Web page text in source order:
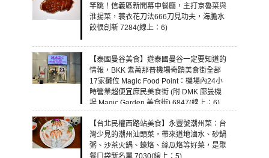
竿跳！信義區新開幕中餐廳，主打京魯菜與
淮揚菜，蓑衣花刀法666刀見功夫，海膽水
餃很創新 7284(線上：6)
【泰國曼谷美食】遊泰國曼谷一定要知道的
情報，BKK 素萬那普機場奇蹟美食街全部
17家攤位 Magic Food Point：機場內24小
時營業超便宜庶民美食街 (附 DMK 廊曼機
場 Magic Garden 美食街) 6847(線上：6)
【台北民權西路站美食】永豐號潮州菜：台
灣少見的潮州汕頭菜，帶來道地滷水、砂鍋
粥、沙茶火鍋、蠔烙、絲瓜烙等好菜，是聚
餐口袋新名單 7030(線上：5)